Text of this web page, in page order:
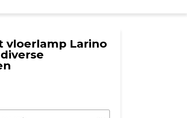
vloerlamp Larino